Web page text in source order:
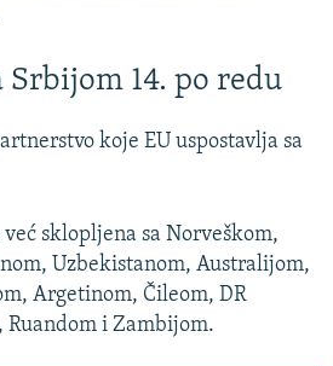
Srbijom 14. po redu
koje EU uspostavlja sa
sklopljena sa Norveškom,
Uzbekistanom, Australijom,
Argetinom, Čileom, DR
i Zambijom.